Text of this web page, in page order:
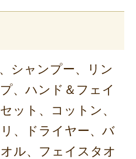
シャンプー、リン
、ハンド＆フェイ
ット、コットン、
、ドライヤー、バ
ル、フェイスタオ